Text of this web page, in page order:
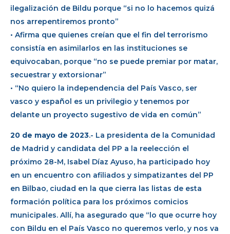
ilegalización de Bildu porque “si no lo hacemos quizá
nos arrepentiremos pronto”
• Afirma que quienes creían que el fin del terrorismo
consistía en asimilarlos en las instituciones se
equivocaban, porque “no se puede premiar por matar,
secuestrar y extorsionar”
• “No quiero la independencia del País Vasco, ser
vasco y español es un privilegio y tenemos por
delante un proyecto sugestivo de vida en común”
20 de mayo de 2023.- La presidenta de la Comunidad
de Madrid y candidata del PP a la reelección el
próximo 28-M, Isabel Díaz Ayuso, ha participado hoy
en un encuentro con afiliados y simpatizantes del PP
en Bilbao, ciudad en la que cierra las listas de esta
formación política para los próximos comicios
municipales. Allí, ha asegurado que “lo que ocurre hoy
con Bildu en el País Vasco no queremos verlo, y nos va